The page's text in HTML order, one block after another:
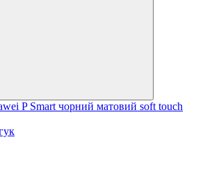
P Smart чорний матовий soft touch